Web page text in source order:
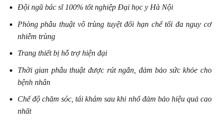
Đội ngũ bác sĩ 100% tốt nghiệp Đại học y Hà Nội
Phòng phẫu thuật vô trùng tuyệt đối hạn chế tối đa nguy cơ
nhiễm trùng
Trang thiết bị hỗ trợ hiện đại
Thời gian phẫu thuật được rút ngắn, đảm bảo sức khỏe cho
bệnh nhân
Chế độ chăm sóc, tái khám sau khi nhổ đảm bảo hiệu quả cao
nhất